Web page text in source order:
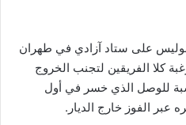
على ستاد آزادي في طهران
كلا الفريقين لتجنب الخروج
للوصل الذي خسر في أول
عبر الفوز خارج الديار.